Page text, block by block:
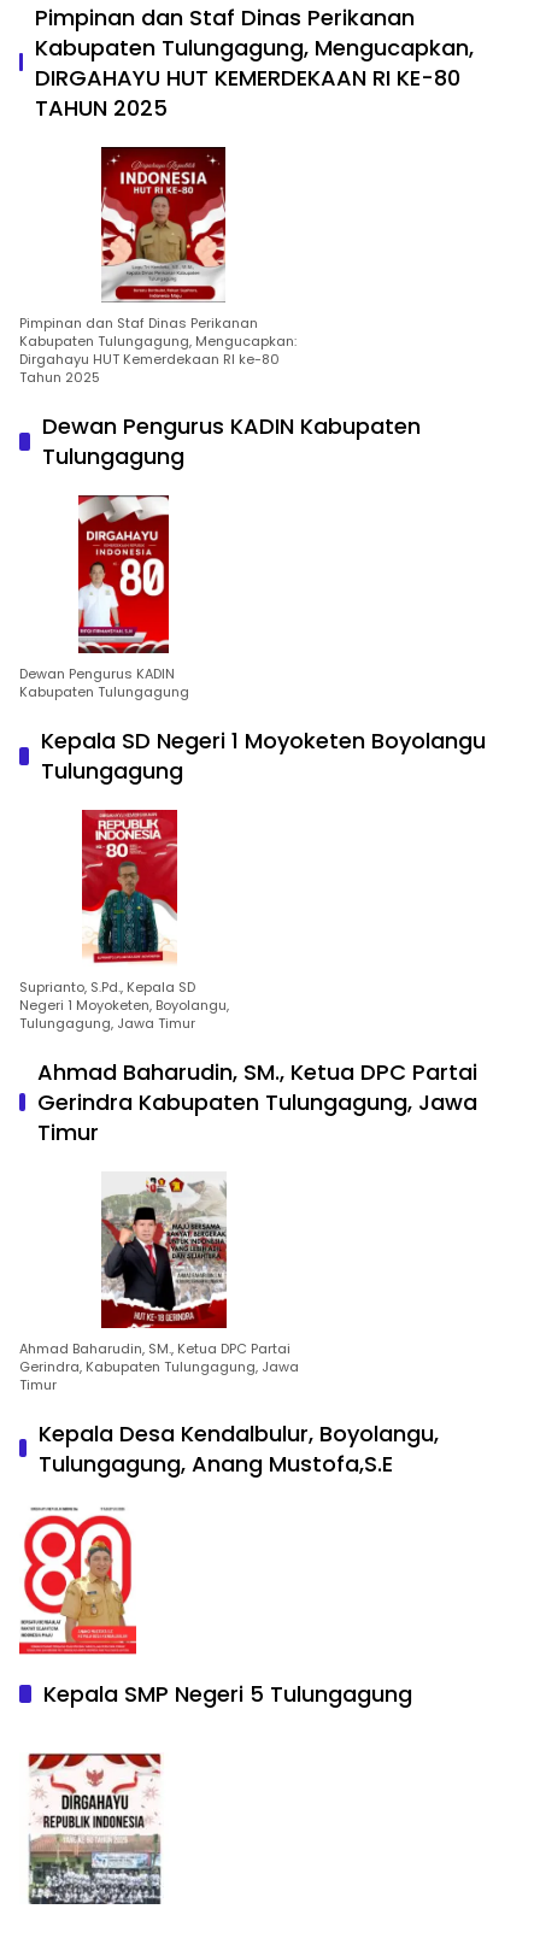
Pimpinan dan Staf Dinas Perikanan
Kabupaten Tulungagung, Mengucapkan,
DIRGAHAYU HUT KEMERDEKAAN RI KE-80
TAHUN 2025
Pimpinan dan Staf Dinas Perikanan
Kabupaten Tulungagung, Mengucapkan:
Dirgahayu HUT Kemerdekaan RI ke-80
Tahun 2025
Dewan Pengurus KADIN Kabupaten
Tulungagung
Dewan Pengurus KADIN
Kabupaten Tulungagung
Kepala SD Negeri 1 Moyoketen Boyolangu
Tulungagung
Suprianto, S.Pd., Kepala SD
Negeri 1 Moyoketen, Boyolangu,
Tulungagung, Jawa Timur
Ahmad Baharudin, SM., Ketua DPC Partai
Gerindra Kabupaten Tulungagung, Jawa
Timur
Ahmad Baharudin, SM., Ketua DPC Partai
Gerindra, Kabupaten Tulungagung, Jawa
Timur
Kepala Desa Kendalbulur, Boyolangu,
Tulungagung, Anang Mustofa,S.E
Kepala SMP Negeri 5 Tulungagung